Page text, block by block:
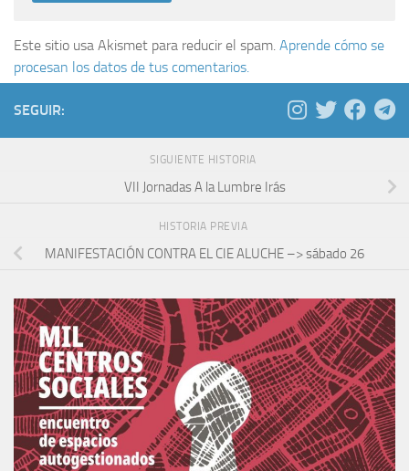
Este sitio usa Akismet para reducir el spam. Aprende cómo se
procesan los datos de tus comentarios.
SEGUIR:
SIGUIENTE HISTORIA
VII Jornadas A la Lumbre Irás
HISTORIA PREVIA
MANIFESTACIÓN CONTRA EL CIE ALUCHE –> sábado 26